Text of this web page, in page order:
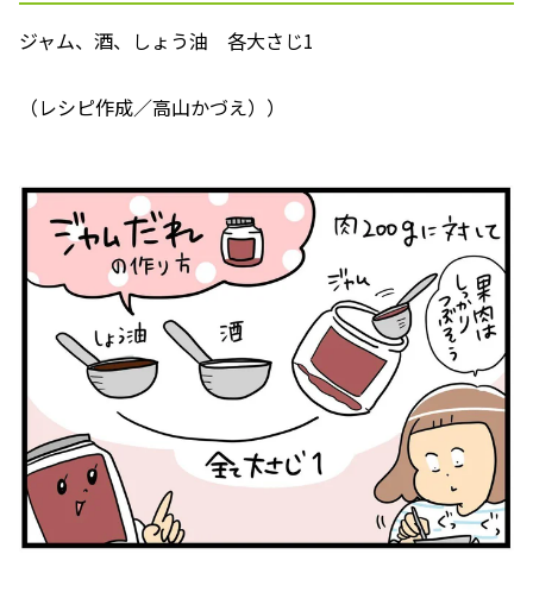
ジャム、酒、しょう油 各大さじ1
（レシピ作成／高山かづえ））